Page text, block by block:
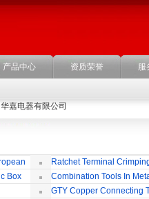
产品中心 资质荣誉 服
嘉电器有限公司
Ratchet Terminal
Box
Combination Tools In
GTY Copper Connecting